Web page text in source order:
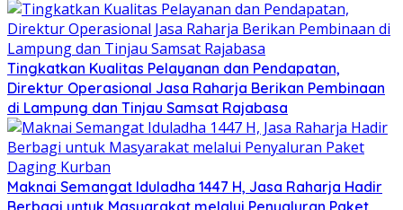
Tingkatkan Kualitas Pelayanan dan Pendapatan,
Direktur Operasional Jasa Raharja Berikan Pembinaan
di Lampung dan Tinjau Samsat Rajabasa
Maknai Semangat Iduladha 1447 H, Jasa Raharja Hadir
Berbagi untuk Masyarakat melalui Penyaluran Paket